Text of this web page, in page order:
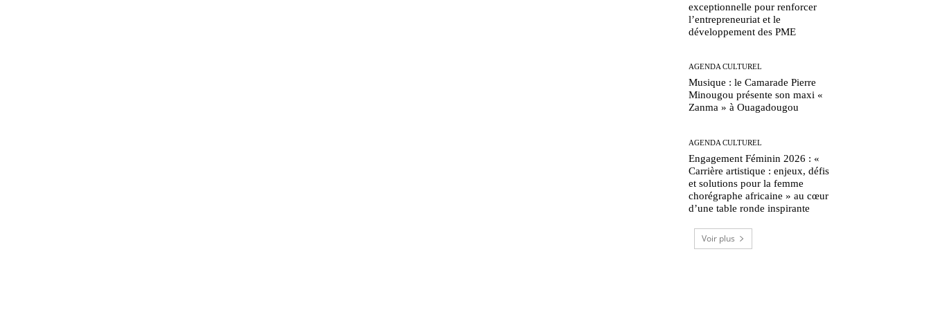
exceptionnelle pour renforcer
l’entrepreneuriat et le
développement des PME
AGENDA CULTUREL
Musique : le Camarade Pierre
Minougou présente son maxi «
Zanma » à Ouagadougou
AGENDA CULTUREL
Engagement Féminin 2026 : «
Carrière artistique : enjeux, défis
et solutions pour la femme
chorégraphe africaine » au cœur
d’une table ronde inspirante
Voir plus